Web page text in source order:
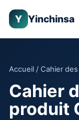
Y Yinchinsa
Accueil/ Cahier
Cahier
produit